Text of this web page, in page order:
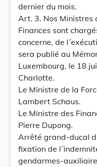
dernier du mois.
Art. 3. Nos Ministres
Finances sont
concerne, de
sera publié au
Luxembourg, le 18
Charlotte.
Le Ministre de la
Lambert Schaus.
Le Ministre des
Pierre Dupong.
Arrêté grand-ducal
fixation de
gendarmes-